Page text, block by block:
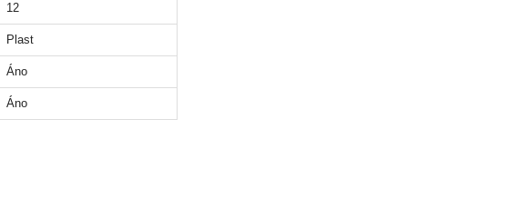
12
Plast
Áno
Áno